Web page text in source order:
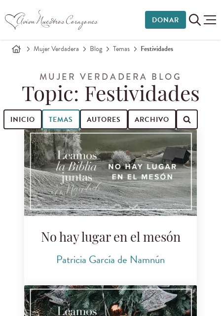
DONAR
Mujer Verdadera Blog Temas Festividades
MUJER VERDADERA BLOG
Topic: Festividades
INICIO TEMAS AUTORES ARCHIVO
Buscar entradas de blog
No hay lugar en el mesón
Patricia García de Namnún